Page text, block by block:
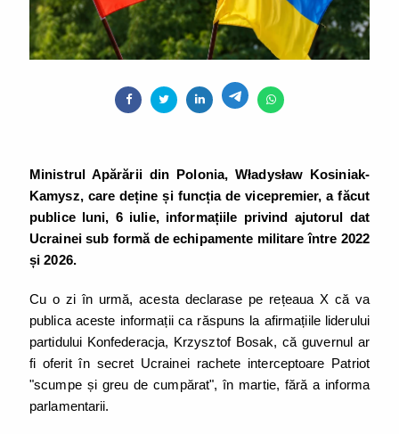
Ministrul Apărării din Polonia, Władysław Kosiniak-
Kamysz, care deține și funcția de vicepremier, a făcut
publice luni, 6 iulie, informațiile privind ajutorul dat
Ucrainei sub formă de echipamente militare între 2022
și 2026.
Cu o zi în urmă, acesta declarase pe rețeaua X că va
publica aceste informații ca răspuns la afirmațiile liderului
partidului Konfederacja, Krzysztof Bosak, că guvernul ar
fi oferit în secret Ucrainei rachete interceptoare Patriot
"scumpe și greu de cumpărat", în martie, fără a informa
parlamentarii.